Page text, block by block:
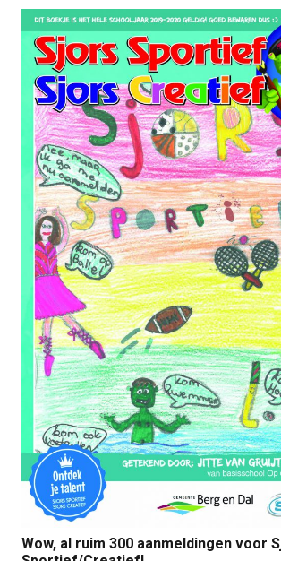
Wow, al ruim 300 aanmeldingen voor